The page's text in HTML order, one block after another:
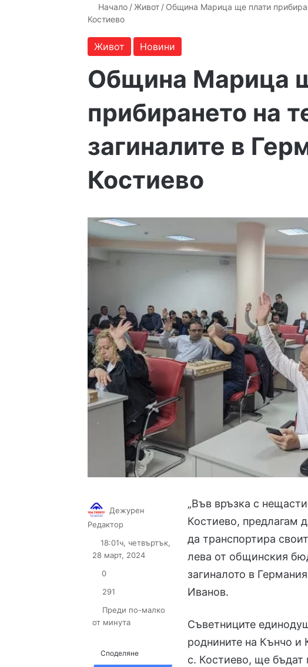
Начало / Живот / Община Марица ще плати
Костиево
Живот Новини
Община Марица
прибирането на
загиналите в
Костиево
„Във връзка с
Костиево, предлагам
да транспортира
лева от общинския
загиналото в
Иванов.
Съветниците
роднините на Кънчо и
с. Костиево, ще бъдат
Дежурен
Редактор
X email
18:01ч, четвъртък,
28 март, 2024
0
291
Преди по-малко
от минута
Споделяне